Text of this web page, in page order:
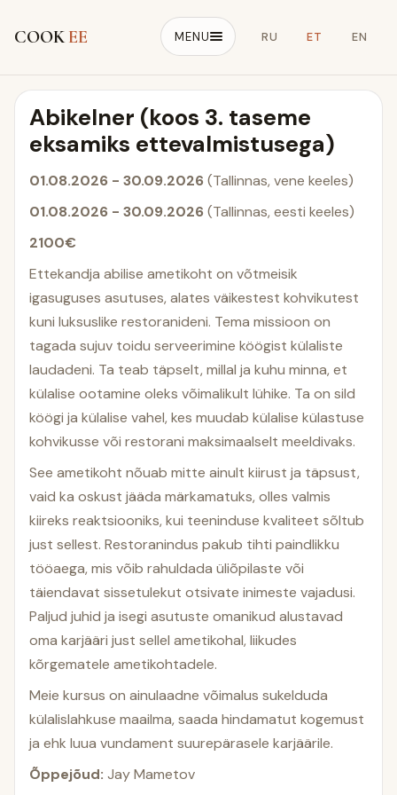
COOK EE MENU RU ET EN
Abikelner (koos 3. taseme
eksamiks ettevalmistusega)
01.08.2026 - 30.09.2026(Tallinnas, vene keeles)
01.08.2026 - 30.09.2026(Tallinnas, eesti keeles)
2100€
Ettekandja abilise ametikoht on võtmeisik
igasuguses asutuses, alates väikestest kohvikutest
kuni luksuslike restoranideni. Tema missioon on
tagada sujuv toidu serveerimine köögist külaliste
laudadeni. Ta teab täpselt, millal ja kuhu minna, et
külalise ootamine oleks võimalikult lühike. Ta on sild
köögi ja külalise vahel, kes muudab külalise külastuse
kohvikusse või restorani maksimaalselt meeldivaks.
See ametikoht nõuab mitte ainult kiirust ja täpsust,
vaid ka oskust jääda märkamatuks, olles valmis
kiireks reaktsiooniks, kui teeninduse kvaliteet sõltub
just sellest. Restoranindus pakub tihti paindlikku
tööaega, mis võib rahuldada üliõpilaste või
täiendavat sissetulekut otsivate inimeste vajadusi.
Paljud juhid ja isegi asutuste omanikud alustavad
oma karjääri just sellel ametikohal, liikudes
kõrgematele ametikohtadele.
Meie kursus on ainulaadne võimalus sukelduda
külalislahkuse maailma, saada hindamatut kogemust
ja ehk luua vundament suurepärasele karjäärile.
Õppejõud: Jay Mametov